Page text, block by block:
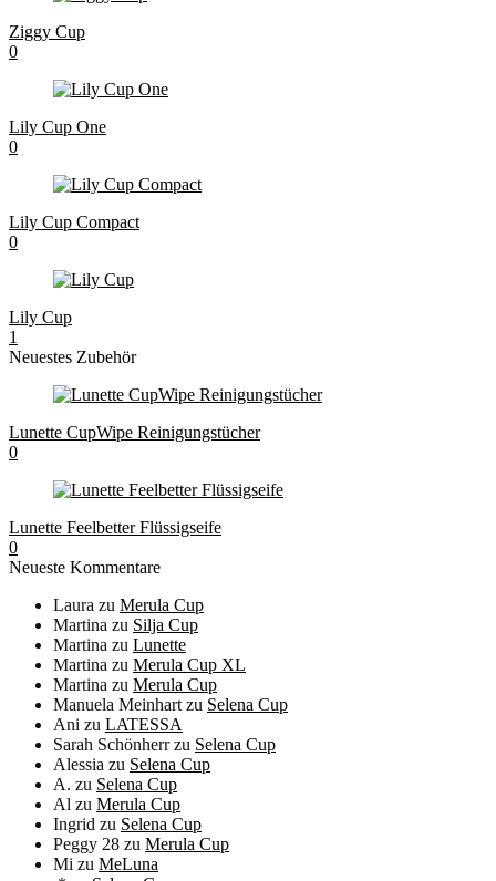
Ziggy Cup
0
Lily Cup One
0
Lily Cup Compact
0
Lily Cup
1
Neuestes Zubehör
Lunette CupWipe Reinigungstücher
0
Lunette Feelbetter Flüssigseife
0
Neueste Kommentare
Laura zu Merula Cup
Martina zu Silja Cup
Martina zu Lunette
Martina zu Merula Cup XL
Martina zu Merula Cup
Manuela Meinhart zu Selena Cup
Ani zu LATESSA
Sarah Schönherrzu Selena Cup
Alessia zu Selena Cup
A. zu Selena Cup
Al zu Merula Cup
Ingrid zu Selena Cup
Peggy 28 zu Merula Cup
Mi zu MeLuna